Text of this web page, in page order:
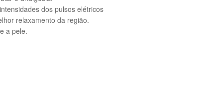
dos pulsos elétricos
relaxamento da região.
a pele.